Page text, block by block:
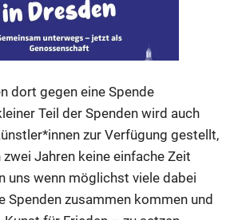
Anzeige
dort gegen eine Spende
Teil der Spenden wird auch
zur Verfügung gestellt,
Jahren keine einfache Zeit
uns wenn möglichst viele dabei
Spenden zusammen kommen und